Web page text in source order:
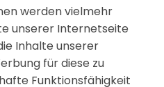
werden vielmehr
unserer Internetseite
Inhalte unserer
für diese zu
Funktionsfähigkeit